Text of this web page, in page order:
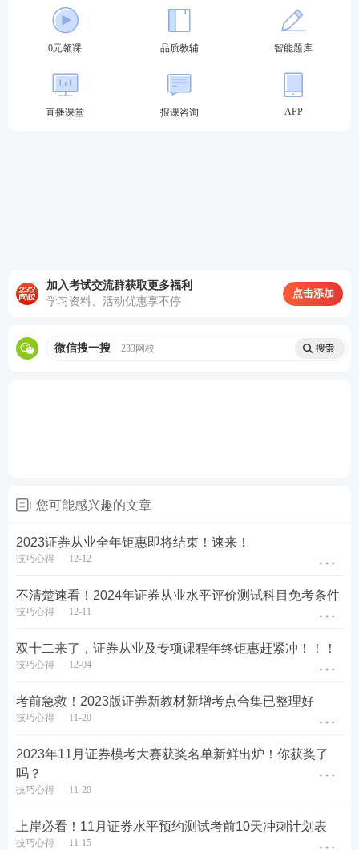
0元领课 品质教辅 智能题库
直播课堂 报课咨询 APP
加入考试交流群获取更多福利
学习资料、活动优惠享不停
点击添加
微信搜一搜 233网校
您可能感兴趣的文章
2023证券从业全年钜惠即将结束！速来！
技巧心得 12-12
不清楚速看！2024年证券从业水平评价测试科目免考条件
技巧心得 12-11
双十二来了，证券从业及专项课程年终钜惠赶紧冲！！！
技巧心得 12-04
考前急救！2023版证券新教材新增考点合集已整理好
技巧心得 11-20
2023年11月证券模考大赛获奖名单新鲜出炉！你获奖了
吗？
技巧心得 11-20
上岸必看！11月证券水平预约测试考前10天冲刺计划表
技巧心得 11-15